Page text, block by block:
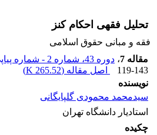
تحلیل فقهی احکام کنز
فقه و مبانی حقوق اسلامی
مقاله 7
، دوره 43، شماره 2 - شماره پیاپی 1105256
119-143
اصل مقاله (265.52 K
)
نویسنده
سیدمحمد محمودی گلپایگانی
استادیار دانشگاه تهران
چکیده